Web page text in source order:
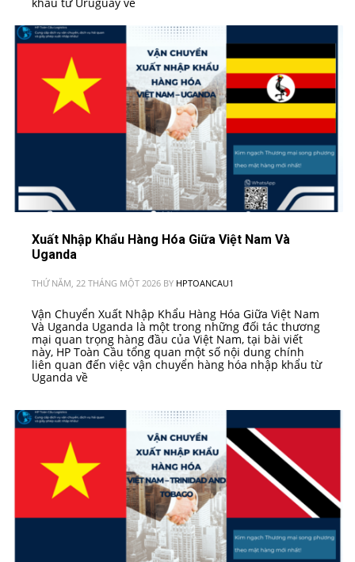
Xuất Nhập Khẩu Hàng Hóa Giữa Việt Nam Và
Uganda
THỨ NĂM, 22 THÁNG MỘT 2026 BY HPTOANCAU1
Vận Chuyển Xuất Nhập Khẩu Hàng Hóa Giữa Việt Nam
Và Uganda Uganda là một trong những đối tác thương
mại quan trọng hàng đầu của Việt Nam, tại bài viết
này, HP Toàn Cầu tổng quan một số nội dung chính
liên quan đến việc vận chuyển hàng hóa nhập khẩu từ
Uganda về
PUBLISHED IN VN - CHÂU PHI VN - CHÂU PHI VN - CHÂU PHI